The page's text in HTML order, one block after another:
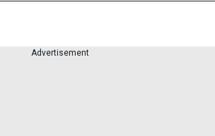
Advertisement